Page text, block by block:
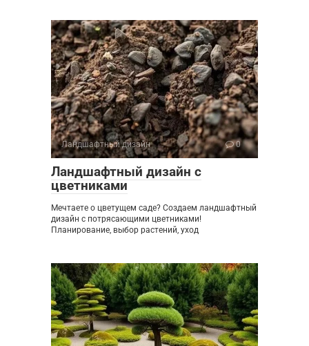
Ландшафтный дизайн 0
Ландшафтный дизайн с
цветниками
Мечтаете о цветущем саде? Создаем ландшафтный
дизайн с потрясающими цветниками!
Планирование, выбор растений, уход